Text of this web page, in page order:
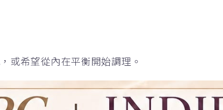
或希望從內在平衡開始調理。